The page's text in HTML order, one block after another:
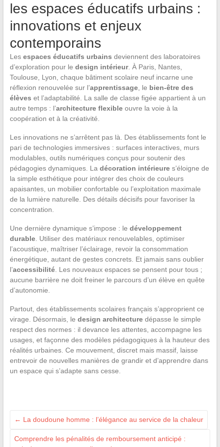
les espaces éducatifs urbains :
innovations et enjeux
contemporains
Les espaces éducatifs urbains deviennent des laboratoires
d’exploration pour le design intérieur. À Paris, Nantes,
Toulouse, Lyon, chaque bâtiment scolaire neuf incarne une
réflexion renouvelée sur l’apprentissage, le bien-être des
élèves et l’adaptabilité. La salle de classe figée appartient à un
autre temps : l’architecture flexibleouvre la voie à la
coopération et à la créativité.
Les innovations ne s’arrêtent pas là. Des établissements font le
pari de technologies immersives : surfaces interactives, murs
modulables, outils numériques conçus pour soutenir des
pédagogies dynamiques. La décoration intérieures’éloigne de
la simple esthétique pour intégrer des choix de couleurs
apaisantes, un mobilier confortable ou l’exploitation maximale
de la lumière naturelle. Des détails décisifs pour favoriser la
concentration.
Une dernière dynamique s’impose : le développement
durable. Utiliser des matériaux renouvelables, optimiser
l’acoustique, maîtriser l’éclairage, revoir la consommation
énergétique, autant de gestes concrets. Et jamais sans oublier
l’accessibilité. Les nouveaux espaces se pensent pour tous ;
aucune barrière ne doit freiner le parcours d’un élève en quête
d’autonomie.
Partout, des établissements scolaires français s’approprient ce
virage. Désormais, le design architecturedépasse le simple
respect des normes : il devance les attentes, accompagne les
usages, et façonne des modèles pédagogiques à la hauteur des
réalités urbaines. Ce mouvement, discret mais massif, laisse
entrevoir de nouvelles manières de grandir et d’apprendre dans
un espace qui s’adapte sans cesse.
← La doudoune homme : l’élégance au service de la chaleur
Comprendre les pénalités de remboursement anticipé :